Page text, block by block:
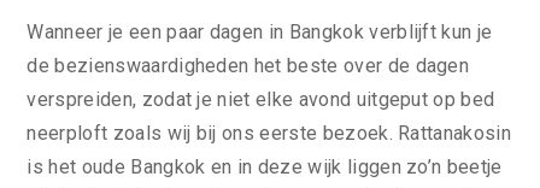
Wanneer je een paar dagen in Bangkok verblijft kun je
de bezienswaardigheden het beste over de dagen
verspreiden, zodat je niet elke avond uitgeput op bed
neerploft zoals wij bij ons eerste bezoek. Rattanakosin
is het oude Bangkok en in deze wijk liggen zo’n beetje